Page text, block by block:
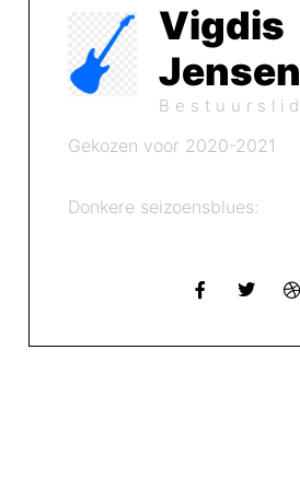
Vigdis
Jensen
Bestuurslid
Gekozen voor 2020-2021
Donkere seizoensblues: